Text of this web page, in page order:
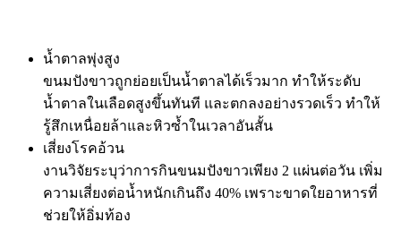
น้ำตาลพุ่งสูง
ขนมปังขาวถูกย่อยเป็นน้ำตาลได้เร็วมาก ทำให้ระดับ
น้ำตาลในเลือดสูงขึ้นทันที และตกลงอย่างรวดเร็ว ทำให้
รู้สึกเหนื่อยล้าและหิวซ้ำในเวลาอันสั้น
เสี่ยงโรคอ้วน
งานวิจัยระบุว่าการกินขนมปังขาวเพียง 2 แผ่นต่อวัน เพิ่ม
ความเสี่ยงต่อน้ำหนักเกินถึง 40% เพราะขาดใยอาหารที่
ช่วยให้อิ่มท้อง